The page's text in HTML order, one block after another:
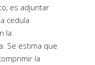
es adjuntar
cedula
la
Se estima que
la